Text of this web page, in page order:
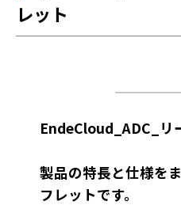
レット
EndeCloud_ADC_リ
製品の特長と仕様を
フレットです。